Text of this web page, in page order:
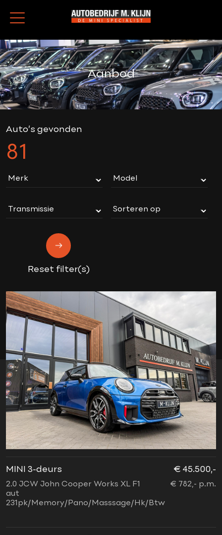
Aanbod
Auto’s gevonden
81
Reset filter(s)
MINI 3-deurs
2.0 JCW John Cooper Works XL F1
aut
231pk/Memory/Pano/Masssage/Hk/Btw
€ 45.500,-
€ 782,- p.m.